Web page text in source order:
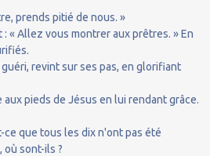
prends pitié de nous. »
« Allez vous montrer aux prêtres. » En
revint sur ses pas, en glorifiant
pieds de Jésus en lui rendant grâce.
ce que tous les dix n'ont pas été
où sont-ils ?